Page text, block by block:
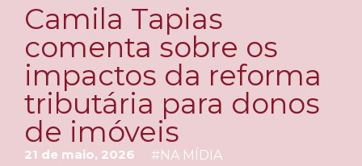
Camila Tapias
comenta sobre os
impactos da reforma
tributária para donos
de imóveis
21 de maio, 2026 #NA MÍDIA